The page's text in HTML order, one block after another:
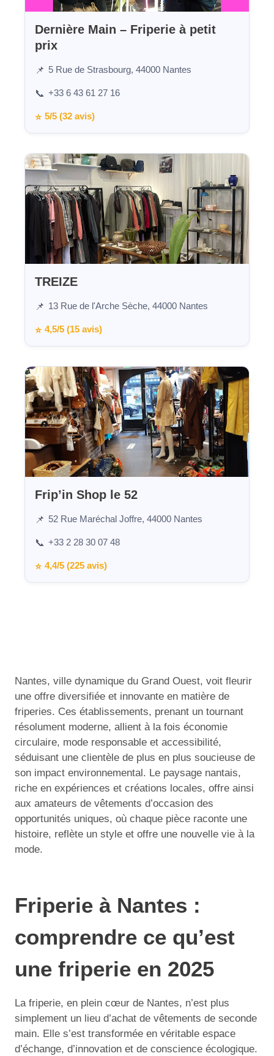
Dernière Main – Friperie à petit
prix
📌 5 Rue de Strasbourg, 44000 Nantes
📞 +33 6 43 61 27 16
⭐ 5/5 (32 avis)
TREIZE
📌 13 Rue de l'Arche Sèche, 44000 Nantes
⭐ 4,5/5 (15 avis)
Frip’in Shop le 52
📌 52 Rue Maréchal Joffre, 44000 Nantes
📞 +33 2 28 30 07 48
⭐ 4,4/5 (225 avis)
Nantes, ville dynamique du Grand Ouest, voit fleurir
une offre diversifiée et innovante en matière de
friperies. Ces établissements, prenant un tournant
résolument moderne, allient à la fois économie
circulaire, mode responsable et accessibilité,
séduisant une clientèle de plus en plus soucieuse de
son impact environnemental. Le paysage nantais,
riche en expériences et créations locales, offre ainsi
aux amateurs de vêtements d’occasion des
opportunités uniques, où chaque pièce raconte une
histoire, reflète un style et offre une nouvelle vie à la
mode.
Friperie à Nantes :
comprendre ce qu’est
une friperie en 2025
La friperie, en plein cœur de Nantes, n’est plus
simplement un lieu d’achat de vêtements de seconde
main. Elle s’est transformée en véritable espace
d’échange, d’innovation et de conscience écologique.